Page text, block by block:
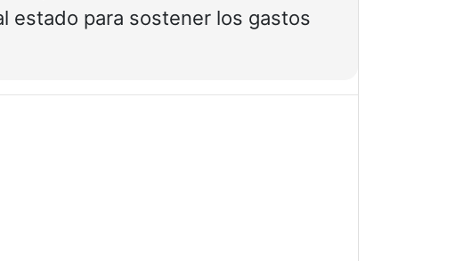
estado para sostener los gastos